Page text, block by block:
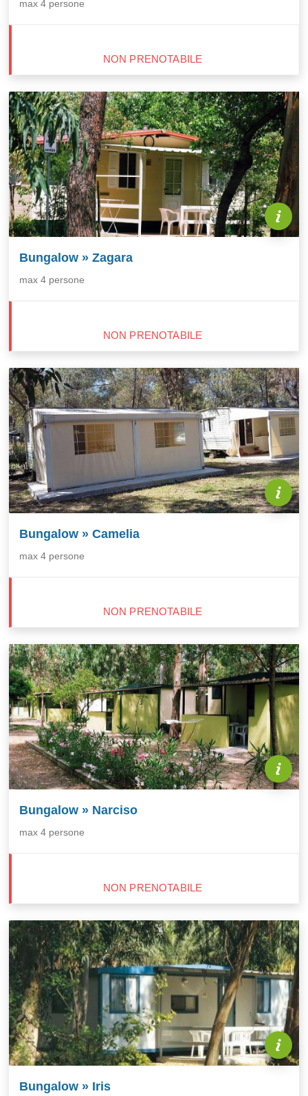
max 4 persone
NON PRENOTABILE
Bungalow » Zagara
max 4 persone
NON PRENOTABILE
Bungalow » Camelia
max 4 persone
NON PRENOTABILE
Bungalow » Narciso
max 4 persone
NON PRENOTABILE
Bungalow » Iris